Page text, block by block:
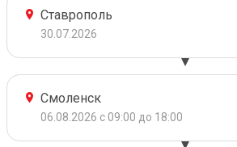
Ставрополь
30.07.2026
Смоленск
06.08.2026 с 09:00 до 18:00